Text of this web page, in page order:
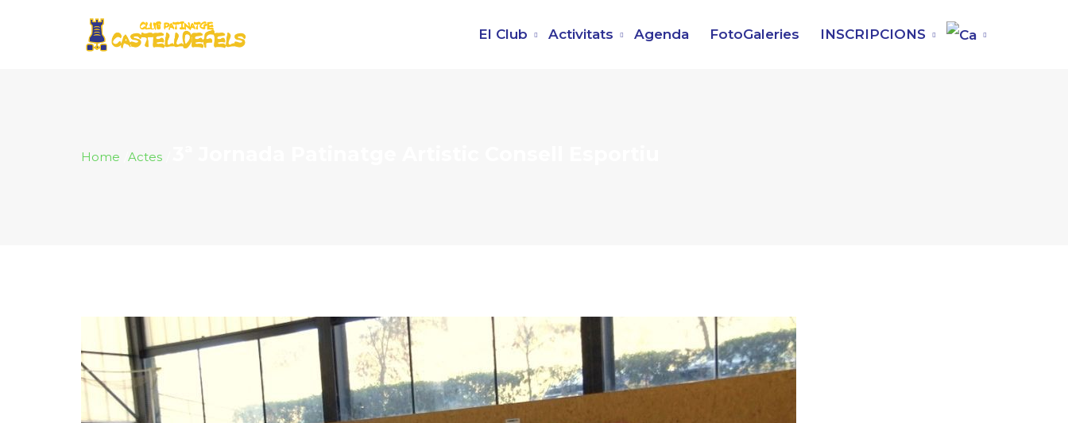
El Club Activitats Agenda FotoGaleries INSCRIPCIONS
Home Actes